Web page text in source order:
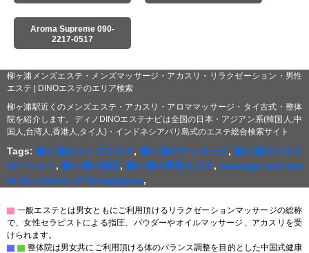
Aroma Supreme 090-
2217-0517
柳ヶ浦メンズエステ・メンズマッサージ・アカスリ・リラクゼーション・男性
エステ | DINOエステのエリア検索
柳ヶ浦駅近くのメンズエステ・アカスリ・アロママッサージ・タイ古式・整体
院を紹介します。ディノDINOエステナビは全国の日本・アジアン系(韓国人,中
国人,台湾人,香港人,タイ人)・インドネシアバリ島式のエステ総合検索サイト
Tags:柳ヶ浦のメンズエステ, 柳ヶ浦のマッサージ, 柳ヶ浦のリラク
ゼーション, 柳ヶ浦の指圧,柳ヶ浦の男性エステ, massage and spa
in the station of Yanagigaura,
▇ 一般エステとは男女ともにご利用頂けるリラクゼーションマッサージの総称
で、女性セラピストによる指圧、パウダーやオイルマッサージ、アカスリを受
けられます。
▇ ▇ 整体院は男女共にご利用頂ける体のバランス調整を目的とした中国式健康